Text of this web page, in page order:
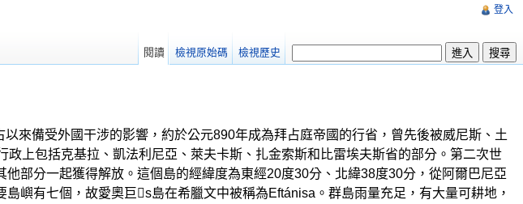
來備受外國干涉的影響，約於公元890年成為拜占庭帝國的行省，曾先後被威尼斯、土
上包括克基拉、凱法利尼亞、萊夫卡斯、扎金索斯和比雷埃夫斯省的部分。第二次世
部分一起獲得解放。這個島的經緯度為東經20度30分、北緯38度30分，從阿爾巴尼亞
嶼有七個，故愛奧巨s島在希臘文中被稱為Eftánisa。群島雨量充足，有大量可耕地，
登入
閱讀 檢視原始碼 檢視歷史